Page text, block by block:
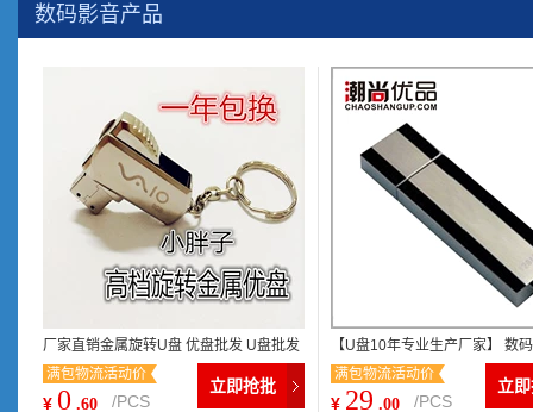
数码影音产品
厂家直销金属旋转U盘 优盘批发 U盘批发
正品足量不锈钢U盘批发
满包物流活动价
¥ 0 .60 /PCS
立即抢批
【U盘10年专业生产厂家】 数
u盘定制 16Ｇu盘批发
满包物流活动价
¥ 29 .00 /PCS
立